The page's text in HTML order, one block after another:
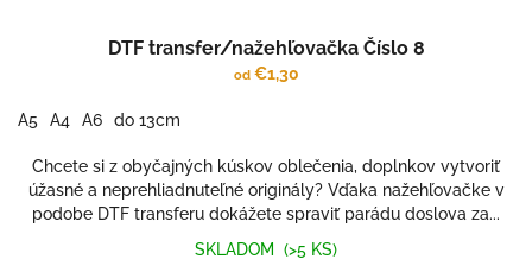
DTF transfer/nažehľovačka Číslo 8
od€1,30
A5 A4 A6 do 13cm
Chcete si z obyčajných kúskov oblečenia, doplnkov vytvoriť
úžasné a neprehliadnuteľné originály? Vďaka nažehľovačke v
podobe DTF transferu dokážete spraviť parádu doslova za...
SKLADOM (>5 KS)